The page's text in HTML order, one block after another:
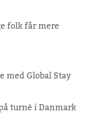
folk får mere
Global Stay
turné i Danmark